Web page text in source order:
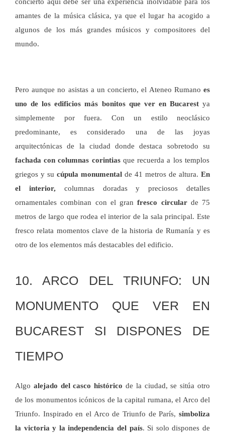
amantes de la música clásica, ya que el lugar ha acogido a
algunos de los más grandes músicos y compositores del
mundo.
Pero aunque no asistas a un concierto, el Ateneo Rumano es
uno de los edificios más bonitos que ver en Bucarestya
simplemente por fuera. Con un estilo neoclásico
predominante, es considerado una de las joyas
arquitectónicas de la ciudad donde destaca sobretodo su
fachada con columnas corintiasque recuerda a los templos
griegos y su cúpula monumental de 41 metros de altura. En
el interior, columnas doradas y preciosos detalles
ornamentales combinan con el granfresco circularde 75
metros de largo que rodea el interior de la sala principal. Este
fresco relata momentos clave de la historia de Rumanía y es
otro de los elementos más destacables del edificio.
10. ARCO DEL TRIUNFO: UN
MONUMENTO QUE VER EN
BUCAREST SI DISPONES DE
TIEMPO
Algo alejado del casco histórico de la ciudad, se sitúa otro
de los monumentos icónicos de la capital rumana, el Arco del
Triunfo. Inspirado en el Arco de Triunfo de París, simboliza
la victoria y la independencia del país. Si solo dispones de